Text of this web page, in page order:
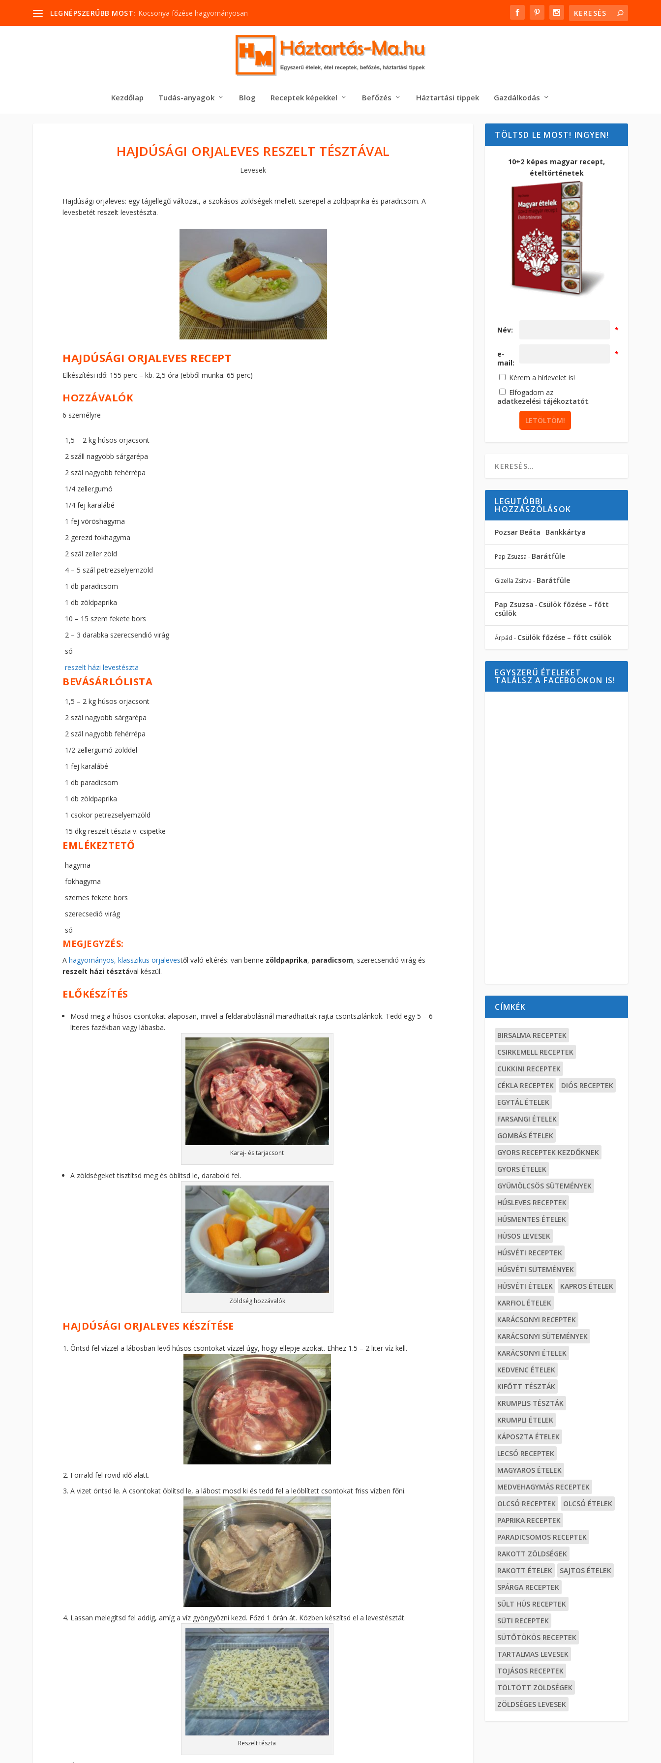
LEGNÉPSZERŰBB MOST: Kocsonya főzése hagyományosan
Kezdőlap Tudás-anyagok Blog Receptek képekkel Befőzés Háztartási tippek Gazdálkodás
HAJDÚSÁGI ORJALEVES RESZELT TÉSZTÁVAL
Levesek
Hajdúsági orjaleves: egy tájjellegű változat, a szokásos zöldségek mellett szerepel a zöldpaprika és paradicsom. A
levesbetét reszelt levestészta.
HAJDÚSÁGI ORJALEVES RECEPT
Elkészítési idő: 155 perc – kb. 2,5 óra (ebből munka: 65 perc)
HOZZÁVALÓK
6 személyre
1,5 – 2 kg húsos orjacsont
2 száll nagyobb sárgarépa
2 szál nagyobb fehérrépa
1/4 zellergumó
1/4 fej karalábé
1 fej vöröshagyma
2 gerezd fokhagyma
2 szál zeller zöld
4 – 5 szál petrezselyemzöld
1 db paradicsom
1 db zöldpaprika
10 – 15 szem fekete bors
2 – 3 darabka szerecsendió virág
só
reszelt házi levestészta
BEVÁSÁRLÓLISTA
1,5 – 2 kg húsos orjacsont
2 szál nagyobb sárgarépa
2 szál nagyobb fehérrépa
1/2 zellergumó zölddel
1 fej karalábé
1 db paradicsom
1 db zöldpaprika
1 csokor petrezselyemzöld
15 dkg reszelt tészta v. csipetke
EMLÉKEZTETŐ
hagyma
fokhagyma
szemes fekete bors
szerecsedió virág
só
MEGJEGYZÉS:
Ahagyományos, klasszikus orjalevestől való eltérés: van benne zöldpaprika, paradicsom, szerecsendió virág és
reszelt házi tésztával készül.
ELŐKÉSZÍTÉS
Mosd meg a húsos csontokat alaposan, mivel a feldarabolásnál maradhattak rajta csontszilánkok. Tedd egy 5 – 6
literes fazékban vagy lábasba.
Karaj- és tarjacsont
A zöldségeket tisztítsd meg és öblítsd le, darabold fel.
Zöldség hozzávalók
HAJDÚSÁGI ORJALEVES KÉSZÍTÉSE
Öntsd fel vízzel a lábosban levő húsos csontokat vízzel úgy, hogy ellepje azokat. Ehhez 1.5 – 2 liter víz kell.
Forrald fel rövid idő alatt.
A vizet öntsd le. A csontokat öblítsd le, a lábost mosd ki és tedd fel a leöblített csontokat friss vízben főni.
Lassan melegítsd fel addig, amíg a víz gyöngyözni kezd. Főzd 1 órán át. Közben készítsd el a levestésztát.
Reszelt tészta
TÖLTSD LE MOST! INGYEN!
10+2 képes magyar recept,
ételtörténetek
Név: *
e-
mail:
*
Kérem a hírlevelet is!
Elfogadom az
adatkezelési tájékoztatót.
LEGUTÓBBI
HOZZÁSZÓLÁSOK
Pozsar Beáta - Bankkártya
Pap Zsuzsa - Barátfüle
Gizella Zsitva - Barátfüle
Pap Zsuzsa - Csülök főzése – főtt
csülök
Árpád - Csülök főzése – főtt csülök
EGYSZERŰ ÉTELEKET
TALÁLSZ A FACEBOOKON IS!
CÍMKÉK
BIRSALMA RECEPTEK
CSIRKEMELL RECEPTEK
CUKKINI RECEPTEK
CÉKLA RECEPTEK
DIÓS RECEPTEK
EGYTÁL ÉTELEK
FARSANGI ÉTELEK
GOMBÁS ÉTELEK
GYORS RECEPTEK KEZDŐKNEK
GYORS ÉTELEK
GYÜMÖLCSÖS SÜTEMÉNYEK
HÚSLEVES RECEPTEK
HÚSMENTES ÉTELEK
HÚSOS LEVESEK
HÚSVÉTI RECEPTEK
HÚSVÉTI SÜTEMÉNYEK
HÚSVÉTI ÉTELEK
KAPROS ÉTELEK
KARFIOL ÉTELEK
KARÁCSONYI RECEPTEK
KARÁCSONYI SÜTEMÉNYEK
KARÁCSONYI ÉTELEK
KEDVENC ÉTELEK
KIFŐTT TÉSZTÁK
KRUMPLIS TÉSZTÁK
KRUMPLI ÉTELEK
KÁPOSZTA ÉTELEK
LECSÓ RECEPTEK
MAGYAROS ÉTELEK
MEDVEHAGYMÁS RECEPTEK
OLCSÓ RECEPTEK
OLCSÓ ÉTELEK
PAPRIKA RECEPTEK
PARADICSOMOS RECEPTEK
RAKOTT ZÖLDSÉGEK
RAKOTT ÉTELEK
SAJTOS ÉTELEK
SPÁRGA RECEPTEK
SÜLT HÚS RECEPTEK
SÜTI RECEPTEK
SÜTŐTÖKÖS RECEPTEK
TARTALMAS LEVESEK
TOJÁSOS RECEPTEK
TÖLTÖTT ZÖLDSÉGEK
ZÖLDSÉGES LEVESEK